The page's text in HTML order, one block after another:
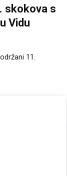
skokova s
Vidu
11.